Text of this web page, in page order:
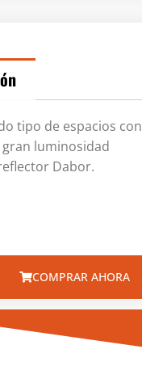
tipo de espacios con
luminosidad
Dabor.
COMPRAR AHORA